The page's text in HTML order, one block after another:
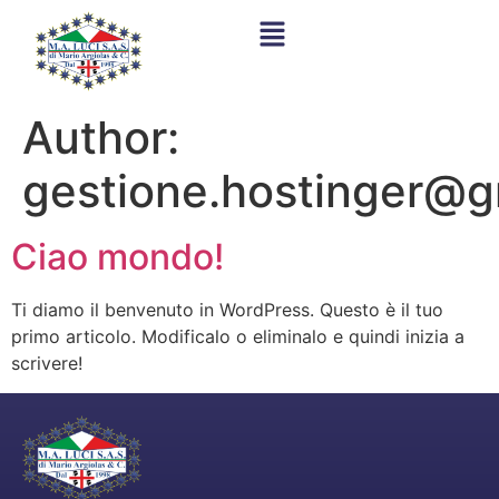
Author:
Ciao mondo!
Ti diamo il benvenuto in WordPress. Questo è il tuo
primo articolo. Modificalo o eliminalo e quindi inizia a
scrivere!